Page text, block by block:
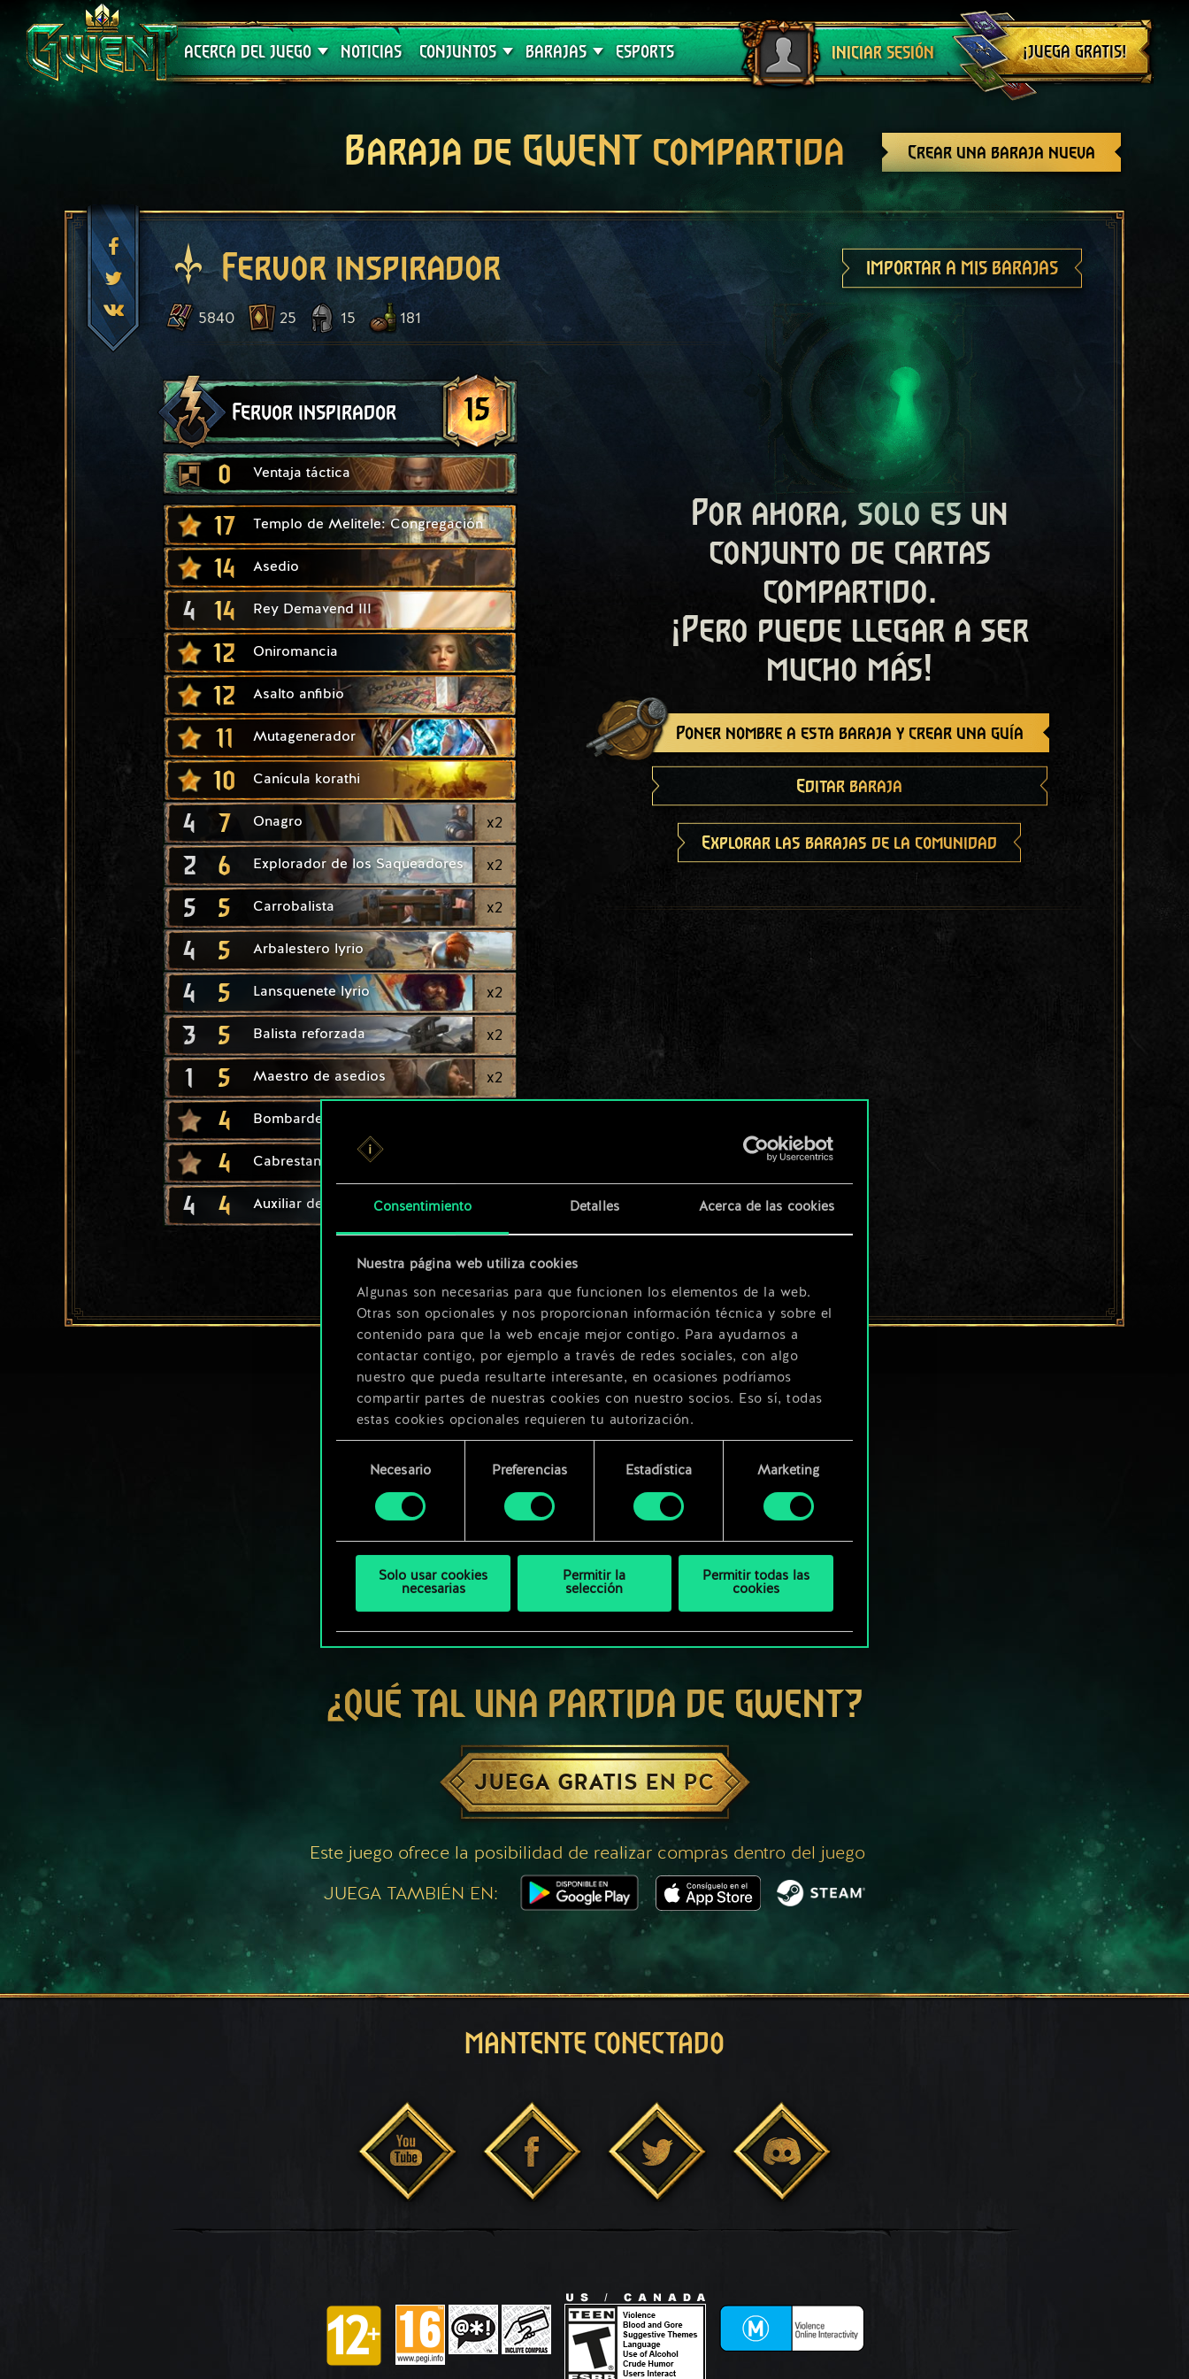
Consentimiento Detalles Acerca de las cookies
Nuestra página web utiliza cookies
Algunas son necesarias para que funcionen los elementos de la web.
Otras son opcionales y nos proporcionan información técnica y sobre el
contenido para que la web encaje mejor contigo. Para ayudarnos a
contactar contigo, por ejemplo a través de redes sociales, con algo
nuestro que pueda resultarte interesante, en ocasiones podríamos
compartir partes de nuestras cookies con nuestro socios. Eso sí, todas
estas cookies opcionales requieren tu autorización.
Encontrarás todos los detalles sobre nuestro uso de las cookies y
más abajo.
consentimiento
Necesario Preferencias Estadística Marketing
Solo usar cookies
necesarias
Permitir la
selección
Permitir todas las
cookies
ACERCA DEL JUEGO
Soporte técnico
NOTICIAS CONJUNTOS
Crimson Curse
BARAJAS
Guías de barajas
ESPORTS INICIAR SESIÓN
Cerrar sesión
¡JUEGA GRATIS!
Crear una baraja nueva
Baraja de GWENT compartida
Fervor inspirador IMPORTAR A MIS BARAJAS
5840 25 15 181
Fervor inspirador 15
0 Ventaja táctica
17 Templo de Melitele: Congregación
14 Asedio
4 14 Rey Demavend III
12 Oniromancia
12 Asalto anfibio
11 Mutagenerador
10 Canícula korathi
4 7 Onagro x2
2 6 Explorador de los Saqueadores x2
5 5 Carrobalista x2
4 5 Arbalestero lyrio
4 5 Lansquenete lyrio x2
3 5 Balista reforzada x2
1 5 Maestro de asedios x2
4 Bombardeo
4 Cabrestante
4 4 Auxiliar de asedios
Por ahora, solo es un
conjunto de cartas
compartido.
¡Pero puede llegar a ser
mucho más!
Poner nombre a esta baraja y crear una guía
Editar baraja
Explorar las barajas de la comunidad
¿QUÉ TAL UNA PARTIDA DE GWENT?
JUEGA GRATIS EN PC
Este juego ofrece la posibilidad de realizar compras dentro del juego
JUEGA TAMBIÉN EN:
MANTENTE CONECTADO